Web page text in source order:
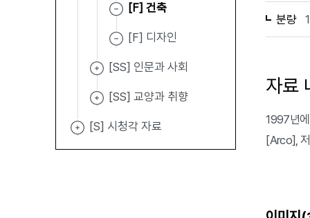
[F] 건축
[F] 디자인
[SS] 인문과 사회
[SS] 교양과 취향
[S] 시청각 자료
분량
자료
1997년
[Arco],